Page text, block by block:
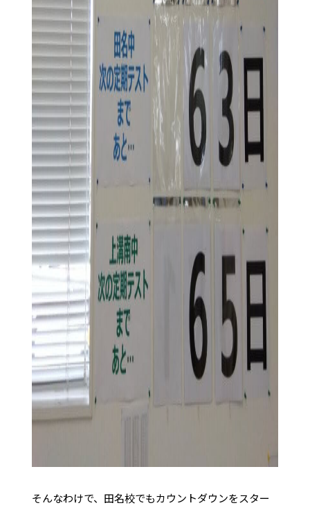
そんなわけで、田名校でもカウントダウンをスター